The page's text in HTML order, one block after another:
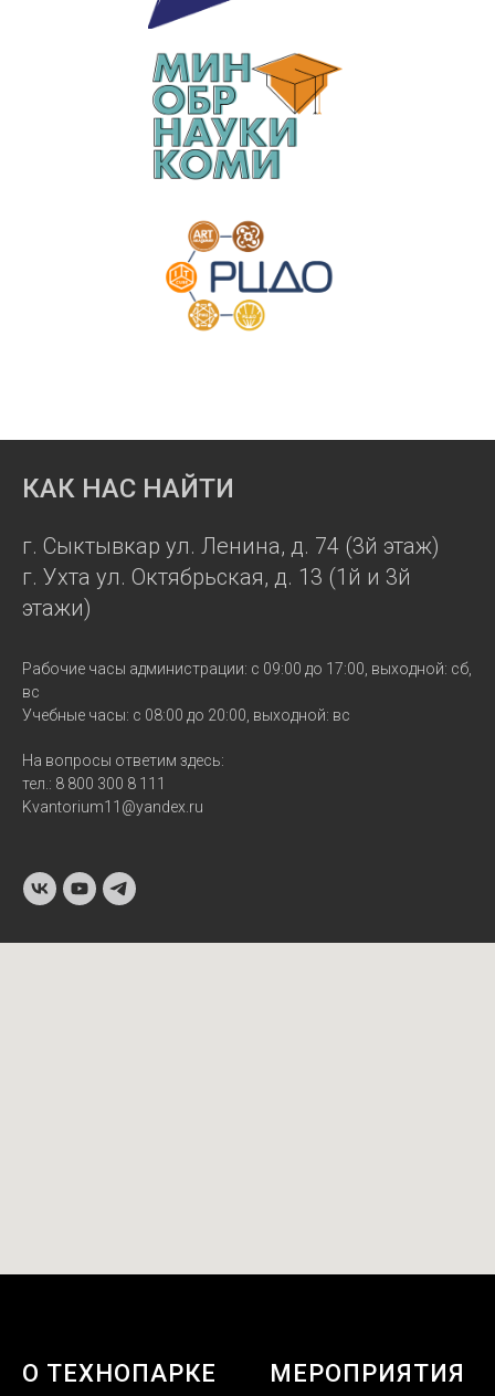
КАК НАС НАЙТИ
г. Сыктывкар ул. Ленина, д. 74 (3й этаж)
г. Ухта ул. Октябрьская, д. 13 (1й и 3й
этажи)
Рабочие часы администрации: с 09:00 до 17:00, выходной: сб,
вс
Учебные часы: с 08:00 до 20:00, выходной: вс
На вопросы ответим здесь:
тел.: 8 800 300 8 111
Kvantorium11@yandex.ru
О ТЕХНОПАРКЕ МЕРОПРИЯТИЯ